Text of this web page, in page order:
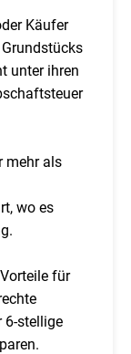
Käufer
unter ihren
mehr als
wo es
für
6-stellige